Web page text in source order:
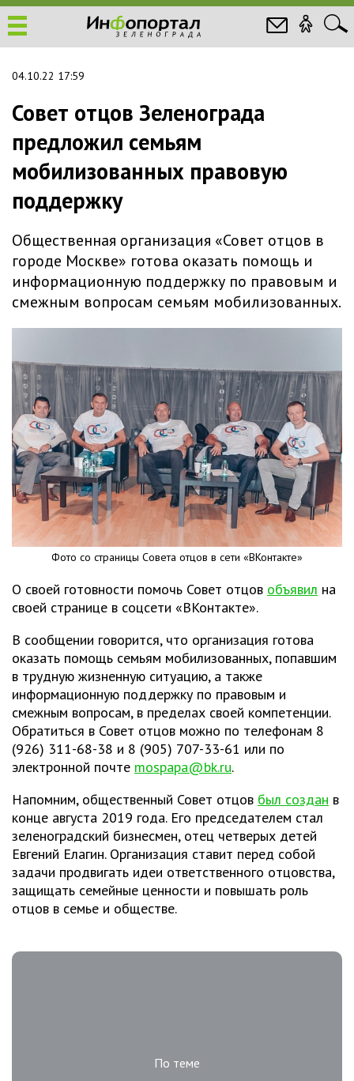
04.10.22 17:59
Совет отцов Зеленограда
предложил семьям
мобилизованных правовую
поддержку
Общественная организация «Совет отцов в
городе Москве» готова оказать помощь и
информационную поддержку по правовым и
смежным вопросам семьям мобилизованных.
Фото со страницы Совета отцов в сети «ВКонтакте»
О своей готовности помочь Совет отцов объявил на
своей странице в соцсети «ВКонтакте».
В сообщении говорится, что организация готова
оказать помощь семьям мобилизованных, попавшим
в трудную жизненную ситуацию, а также
информационную поддержку по правовым и
смежным вопросам, в пределах своей компетенции.
Обратиться в Совет отцов можно по телефонам 8
(926) 311-68-38 и 8 (905) 707-33-61 или по
электронной почте mospapa@bk.ru.
Напомним, общественный Совет отцов был создан в
конце августа 2019 года. Его председателем стал
зеленоградский бизнесмен, отец четверых детей
Евгений Елагин. Организация ставит перед собой
задачи продвигать идеи ответственного отцовства,
защищать семейные ценности и повышать роль
отцов в семье и обществе.
По теме